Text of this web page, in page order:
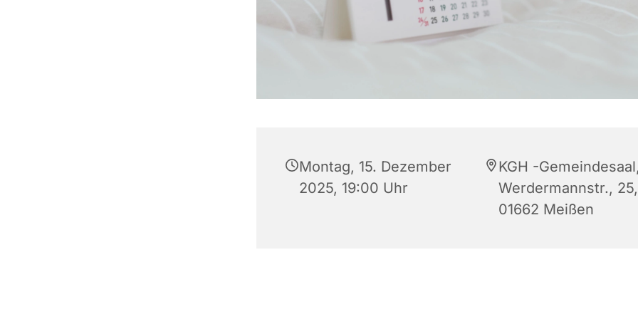
Montag, 15. Dezember
2025, 19:00 Uhr
KGH -
Werdermannstr., 25,
01662 Meißen